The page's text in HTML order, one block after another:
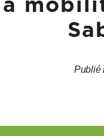
Date
Publié